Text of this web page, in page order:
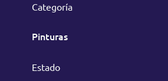
Categoría
Pinturas
Estado